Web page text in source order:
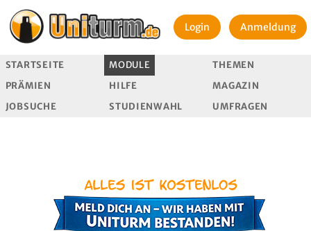
Login Anmeldung
STARTSEITE MODULE
THEMEN
PRÄMIEN
HILFE
MAGAZIN
JOBSUCHE
STUDIENWAHL UMFRAGEN